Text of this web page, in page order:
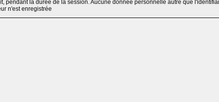
pendant la durée de la session. Aucune donnée personnelle autre que
n'est enregistrée